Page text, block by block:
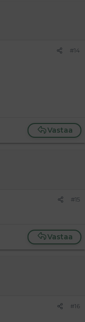
#14
Vastaa
#15
Vastaa
#16